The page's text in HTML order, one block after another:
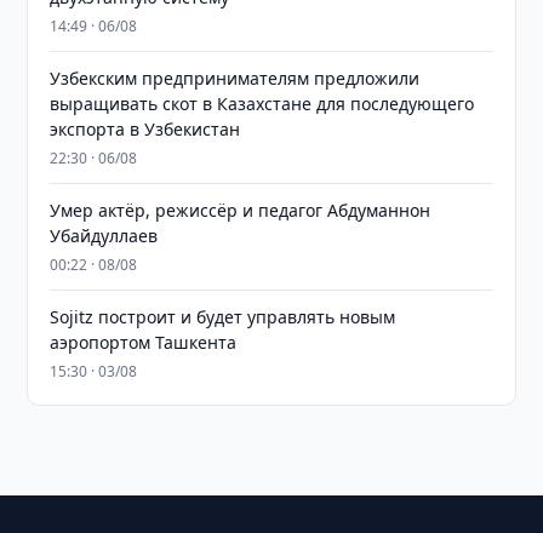
14:49 · 06/08
Узбекским предпринимателям предложили
выращивать скот в Казахстане для последующего
экспорта в Узбекистан
22:30 · 06/08
Умер актёр, режиссёр и педагог Абдуманнон
Убайдуллаев
00:22 · 08/08
Sojitz построит и будет управлять новым
аэропортом Ташкента
15:30 · 03/08